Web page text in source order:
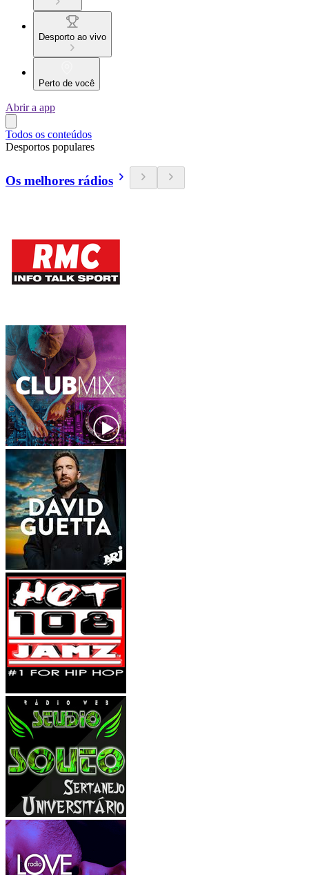
Desporto ao vivo
Perto de você
Abrir a app
Todos os conteúdos
Desportos populares
Os melhores rádios